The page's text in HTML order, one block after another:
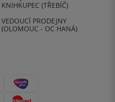
KNIHKUPEC (TŘEBÍČ)
VEDOUCÍ PRODEJNY
(OLOMOUC - OC HANÁ)